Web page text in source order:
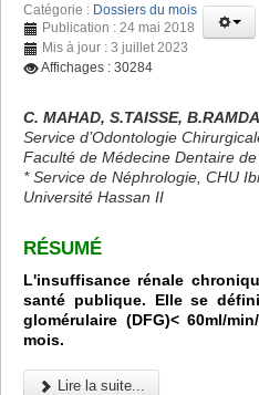
Catégorie : Dossiers du mois
Publication : 24 mai 2018
Mis à jour : 3 juillet 2023
Affichages : 30284
C. MAHAD, S.TAISSE,
Service d’Odontologie
Faculté de Médecine Dentaire
* Service de Néphrologie, CHU
Université Hassan II
RÉSUMÉ
L'insuffisance rénale
santé publique. Elle se
glomérulaire (DFG)< 60ml/
mois.
Lire la suite...